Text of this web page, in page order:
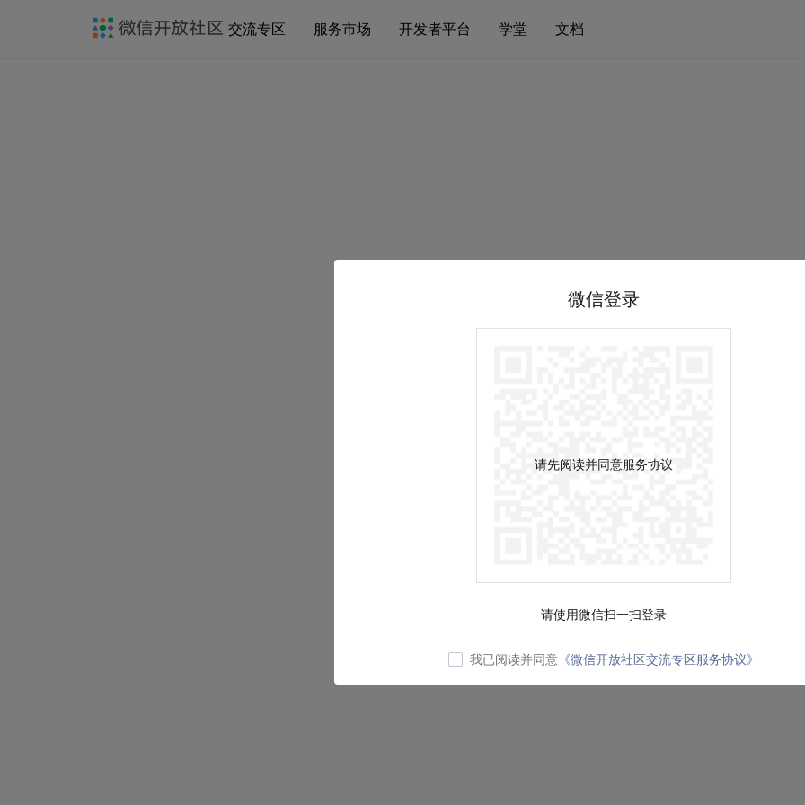
交流专区 服务市场 开发者平台 学堂 文档
微信登录
请先阅读并同意服务协议
请使用微信扫一扫登录
我已阅读并同意 《微信开放社区交流专区服务协议》